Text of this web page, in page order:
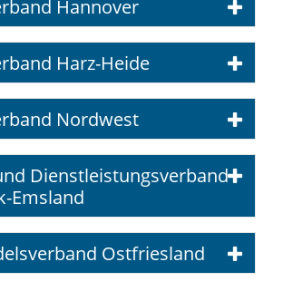
Hannover
Harz-Heide
Nordwest
Dienstleistungsverband
Emsland
Ostfriesland